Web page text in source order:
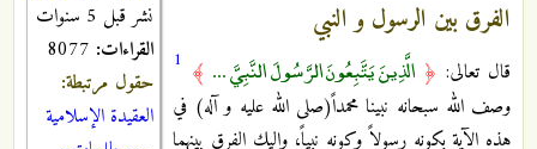
نشر قبل 5 سنوات
القراءات:
حقول مرتبطة:
العقيدة الإسلامية
الفرق بين الرسول و النبي
قال تعالى: ﴿ الَّذِينَ يَتَّبِعُونَ الرَّسُولَ النَّبِيَّ ... ﴾ 1
وصف الله سبحانه نبينا محمداً(صلى الله عليه و آله) في
هذه الآية بكونه رسولاً وكونه نبياً، وإليك الفرق بينهما